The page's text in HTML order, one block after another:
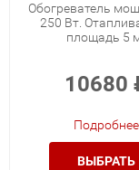
Обогреватель
250 Вт.
площадь 5
10680
Подробнее
ВЫБРАТЬ